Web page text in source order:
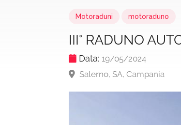
Motoraduni motoraduno
III° RADUNO
Data: 19/05/2024
Salerno, SA, Campania